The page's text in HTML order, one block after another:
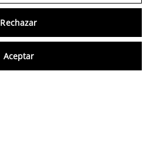
Rechazar
Aceptar